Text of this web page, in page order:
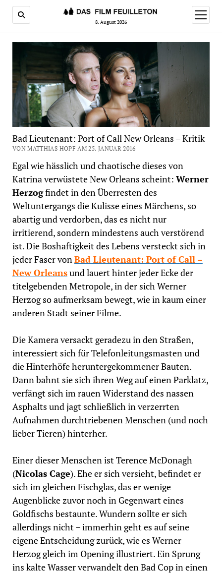
8. August 2026
Menü
öffnen
Bad Lieutenant: Port of Call New Orleans – Kritik
VON MATTHIAS HOPF AM 25. JANUAR 2016
Egal wie hässlich und chaotische dieses von
Katrina verwüstete New Orleans scheint: Werner
Herzogfindet in den Überresten des
Weltuntergangs die Kulisse eines Märchens, so
abartig und verdorben, das es nicht nur
irritierend, sondern mindestens auch verstörend
ist. Die Boshaftigkeit des Lebens versteckt sich in
jeder Faser vonBad Lieutenant: Port of Call –
New Orleansund lauert hinter jeder Ecke der
titelgebenden Metropole, in der sich Werner
Herzog so aufmerksam bewegt, wie in kaum einer
anderen Stadt seiner Filme.
Die Kamera versackt geradezu in den Straßen,
interessiert sich für Telefonleitungsmasten und
die Hinterhöfe heruntergekommener Bauten.
Dann bahnt sie sich ihren Weg auf einen Parklatz,
verfängt sich im rauen Widerstand des nassen
Asphalts und jagt schließlich in verzerrten
Aufnahmen durchtriebenen Menschen (und noch
lieber Tieren) hinterher.
Einer dieser Menschen ist Terence McDonagh
(Nicolas Cage). Ehe er sich versieht, befindet er
sich im gleichen Fischglas, das er wenige
Augenblicke zuvor noch in Gegenwart eines
Goldfischs bestaunte. Wundern sollte er sich
allerdings nicht – immerhin geht es auf seine
eigene Entscheidung zurück, wie es Werner
Herzog gleich im Opening illustriert. Ein Sprung
ins kalte Wasser verwandelt den Bad Cop in einen